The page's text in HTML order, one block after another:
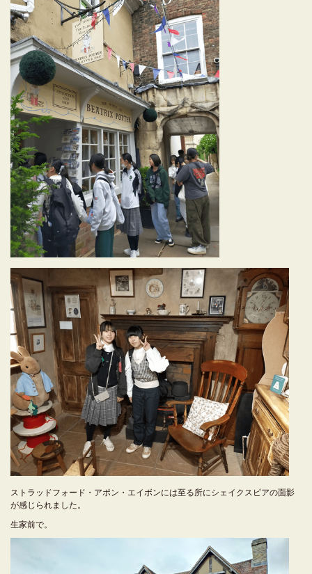
ストラッドフォード・アポン・エイボンには至る所にシェイクスピアの面影
が感じられました。
生家前で。